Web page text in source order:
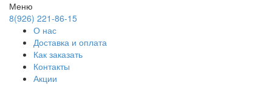
Меню
8(926) 221-86-15
О нас
Доставка и оплата
Как заказать
Контакты
Акции